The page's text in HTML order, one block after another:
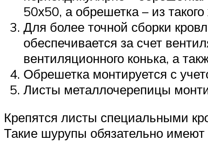
50х50, а обрешетка – из
Для более точной сборки
обеспечивается за счет
вентиляционного конька, а
Обрешетка монтируется с
Листы металлочерепицы
Крепятся листы специальными
Такие шурупы обязательно имеют